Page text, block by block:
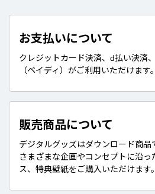
お支払いについて
クレジットカード決済、d払い決済
（ペイディ）がご利用いただけます。
販売商品について
デジタルグッズはダウンロード商品
さまざまな企画やコンセプトに沿っ
ス、特典壁紙をご購入いただけます。